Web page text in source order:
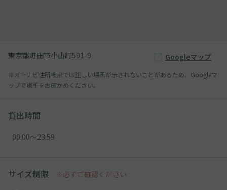
東京都町田市小山町591-9 Googleマップ
※カーナビ住所検索では正しい場所が示されないことがあるため、Googleマ
ップで場所をお確かめください。
貸出時間
00:00〜23:59
サイズ制限 ※必ずご確認ください